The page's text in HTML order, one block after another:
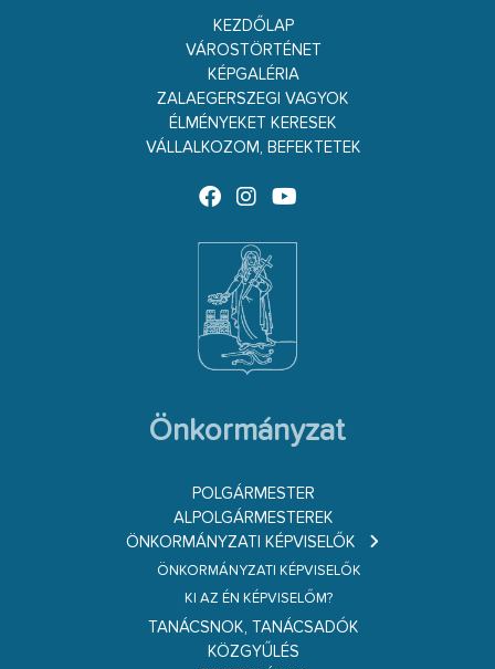
KEZDŐLAP
VÁROSTÖRTÉNET
KÉPGALÉRIA
ZALAEGERSZEGI VAGYOK
ÉLMÉNYEKET KERESEK
VÁLLALKOZOM, BEFEKTETEK
Önkormányzat
POLGÁRMESTER
ALPOLGÁRMESTEREK
ÖNKORMÁNYZATI KÉPVISELŐK
ÖNKORMÁNYZATI KÉPVISELŐK
KI AZ ÉN KÉPVISELŐM?
TANÁCSNOK, TANÁCSADÓK
KÖZGYŰLÉS